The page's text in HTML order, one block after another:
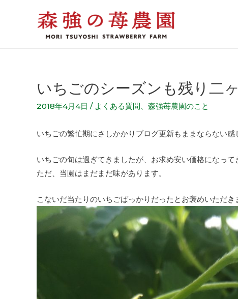
いちごのシーズンも残り二
2018年4月4日 / よくある質問、 森強苺農園のこと
いちごの繁忙期にさしかかりブログ更新もままならない感
いちごの旬は過ぎてきましたが、お求め安い価格になって
ただ、当園はまだまだ味があります。
こないだ当たりのいちごばっかりだったとお褒めいただき